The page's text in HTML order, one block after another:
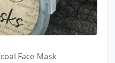
Face Mask